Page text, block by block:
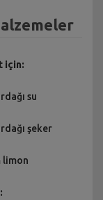
için:
su
şeker
limon